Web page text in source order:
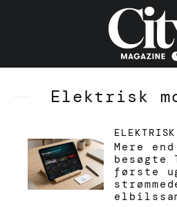
Elektrisk
Mere
første